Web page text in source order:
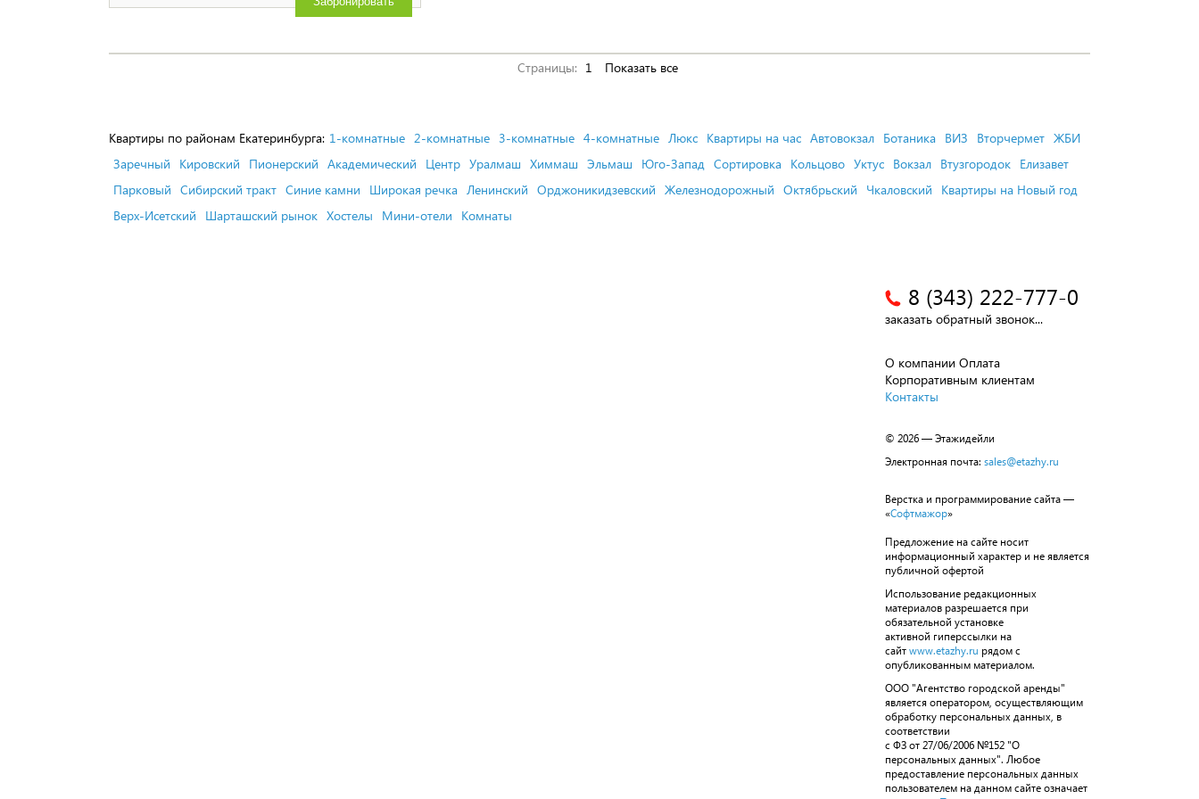
Страницы: 1 Показать все
Квартиры по районам Екатеринбурга: 1-комнатные 2-комнатные 3-комнатные 4-комнатные Люкс Квартиры на час Автовокзал Ботаника ВИЗ Вторчермет ЖБИ
Заречный
Кировский Пионерский Академический Центр Уралмаш Химмаш Эльмаш Юго-Запад Сортировка Кольцово Уктус Вокзал Втузгородок Елизавет
Парковый Сибирский тракт Синие камни Широкая речка Ленинский Орджоникидзевский Железнодорожный Октябрьский Чкаловский
Квартиры на Новый год
Верх-Исетский
Шарташский рынок Хостелы Мини-отели Комнаты
8 (343) 222-777-0
заказать обратный звонок...
О компании Оплата
Корпоративным клиентам
Контакты
© 2026 — Этажидейли
Электронная почта: sales@etazhy.ru
Верстка и программирование сайта —
«Софтмажор»
Предложение на сайте носит
информационный характер и не является
публичной офертой
Использование редакционных
материалов разрешается при
обязательной установке
активной гиперссылки на
сайт www.etazhy.ru рядом с
опубликованным материалом.
ООО "Агентство городской аренды"
является оператором, осуществляющим
обработку персональных данных, в
соответствии
с ФЗ от 27/06/2006 №152 "О
персональных данных". Любое
предоставление персональных данных
пользователем на данном сайте означает